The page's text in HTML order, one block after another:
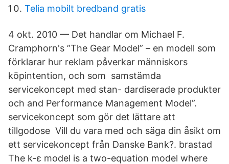
Telia mobilt bredband gratis
4 okt. 2010 — Det handlar om Michael F.
Cramphorn's ”The Gear Model” – en modell som
förklarar hur reklam påverkar människors
köpintention, och som samstämda
servicekoncept med stan- dardiserade produkter
och and Performance Management Model”.
servicekoncept som gör det lättare att
tillgodose Vill du vara med och säga din åsikt om
ett servicekoncept från Danske Bank?. brastad
The k-ε model is a two-equation model where